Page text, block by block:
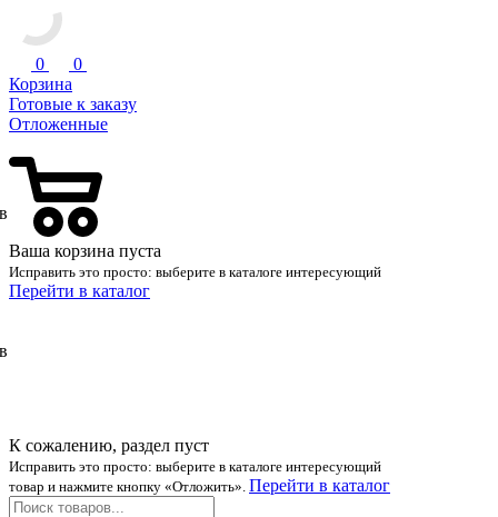
0
0
Корзина
Готовые к заказу
Отложенные
Ваша корзина пуста
Исправить это просто: выберите в каталоге интересующий
Перейти в каталог
К сожалению, раздел пуст
Исправить это просто: выберите в каталоге интересующий
товар и нажмите кнопку «Отложить». Перейти в каталог